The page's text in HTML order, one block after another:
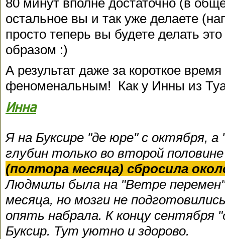
80 минут вполне достаточно (в
остальное вы и так уже делаете
просто теперь вы будете делать
образом :)
А результат даже за короткое
феноменальным! Как у Инны из
Инна
Я на Буксире "де юре" с октября,
глубин только во второй
(полтора месяца) сбросила
Людмилы была на "Ветре перемен",
месяца, но мозги не
опять набрала. К концу сентября
Буксир. Тут уютно и здорово.